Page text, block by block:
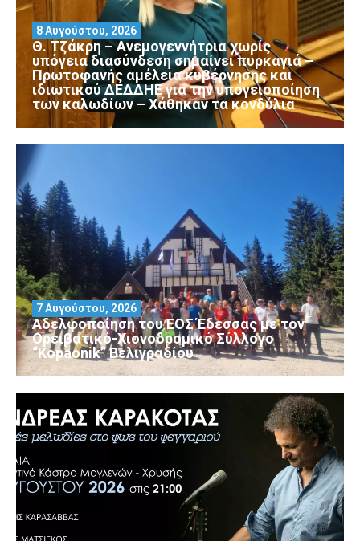
Θ. Τζάκρη – Ανεμογεννήτρια χωρίς
υπόγεια διασύνδεση σημαίνει πυρκαγιά –
Πρωτοφανής αμέλεια κυβέρνησης και
ιδιωτικού ΔΕΔΔΗΕ για την υπογειοποίηση
των καλωδίων – Χάθηκαν τα κονδύλια
8 Αυγούστου, 2026
Αδελφοποίηση του ΕΟΣ Έδεσσας με τον
Ορειβατικό-Χιονοδρομικό Σύλλογο
“Kopaonik” Βελιγραδίου
7 Αυγούστου, 2026